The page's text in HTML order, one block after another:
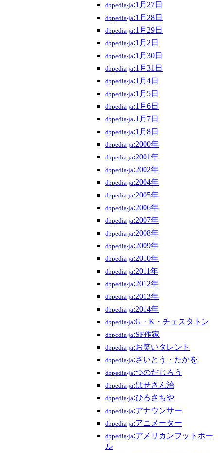
dbpedia-ja:1月27日
dbpedia-ja:1月28日
dbpedia-ja:1月29日
dbpedia-ja:1月2日
dbpedia-ja:1月30日
dbpedia-ja:1月31日
dbpedia-ja:1月4日
dbpedia-ja:1月5日
dbpedia-ja:1月6日
dbpedia-ja:1月7日
dbpedia-ja:1月8日
dbpedia-ja:2000年
dbpedia-ja:2001年
dbpedia-ja:2002年
dbpedia-ja:2004年
dbpedia-ja:2005年
dbpedia-ja:2006年
dbpedia-ja:2007年
dbpedia-ja:2008年
dbpedia-ja:2009年
dbpedia-ja:2010年
dbpedia-ja:2011年
dbpedia-ja:2012年
dbpedia-ja:2013年
dbpedia-ja:2014年
dbpedia-ja:G・K・チェスタトン
dbpedia-ja:SF作家
dbpedia-ja:お笑いタレント
dbpedia-ja:さいとう・たかを
dbpedia-ja:つのだじろう
dbpedia-ja:はせさん治
dbpedia-ja:ひろさちや
dbpedia-ja:アナウンサー
dbpedia-ja:アニメーター
dbpedia-ja:アメリカンフットボー
ル